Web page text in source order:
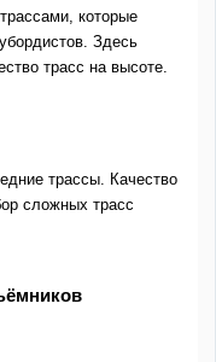
которые
Здесь
трасс на высоте.
трассы. Качество
сложных трасс